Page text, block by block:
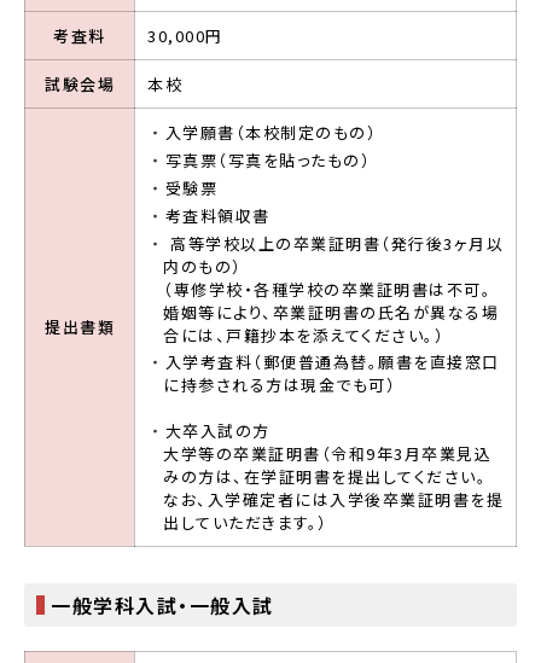
考査料 30,000円
試験会場 本校
提出書類
入学願書（本校制定のもの）
写真票（写真を貼ったもの）
受験票
考査料領収書
高等学校以上の卒業証明書（発行後3ヶ月以
内のもの）
（専修学校・各種学校の卒業証明書は不可。
婚姻等により、卒業証明書の氏名が異なる場
合には、戸籍抄本を添えてください。）
入学考査料（郵便普通為替。願書を直接窓口
に持参される方は現金でも可）
大卒入試の方
大学等の卒業証明書（令和9年3月卒業見込
みの方は、在学証明書を提出してください。
なお、入学確定者には入学後卒業証明書を提
出していただきます。）
一般学科入試・一般入試